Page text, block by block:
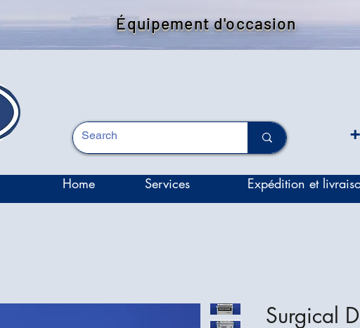
Équipement d'occasion
Home Services Expédition et
Surgical